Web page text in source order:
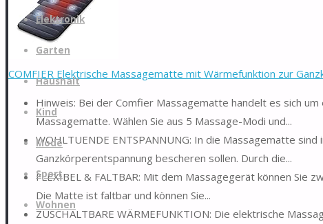
Elektronik
Garten
Haushalt
Kind
Mode
Sport
Wohnen
COMFIER Elektrische Massagematte mit Wärmefunktion zur
Hinweis: Bei der Comfier Massagematte handelt es sich
Massagematte. Wählen Sie aus 5 Massage-Modi und...
WOHLTUENDE ENTSPANNUNG: In die Massagematte
Ganzkörperentspannung bescheren sollen. Durch die...
FLEXIBEL & FALTBAR: Mit dem Massagegerät können Sie
Die Matte ist faltbar und können Sie...
ZUSCHALTBARE WÄRMEFUNKTION: Die elektrische